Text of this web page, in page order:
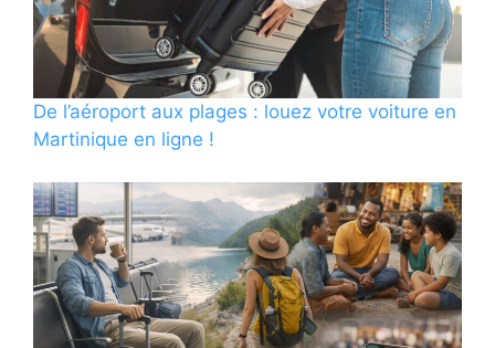
De l’aéroport aux plages : louez votre voiture en
Martinique en ligne !